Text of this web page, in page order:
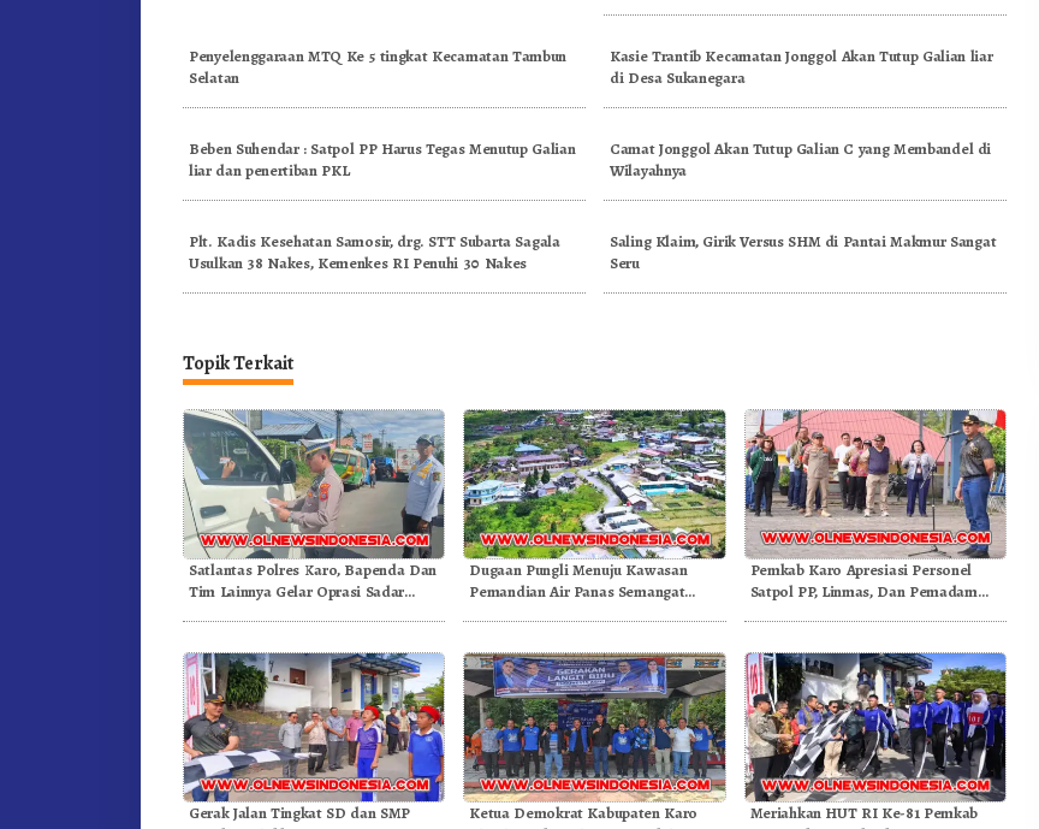
Penyelenggaraan MTQ Ke 5 tingkat Kecamatan Tambun
Selatan
Kasie Trantib Kecamatan Jonggol Akan Tutup Galian liar
di Desa Sukanegara
Beben Suhendar : Satpol PP Harus Tegas Menutup Galian
liar dan penertiban PKL
Camat Jonggol Akan Tutup Galian C yang Membandel di
Wilayahnya
Plt. Kadis Kesehatan Samosir, drg. STT Subarta Sagala
Usulkan 38 Nakes, Kemenkes RI Penuhi 30 Nakes
Saling Klaim, Girik Versus SHM di Pantai Makmur Sangat
Seru
Topik Terkait
Satlantas Polres Karo, Bapenda Dan
Tim Lainnya Gelar Oprasi Sadar
Dugaan Pungli Menuju Kawasan
Pemandian Air Panas Semangat
Pemkab Karo Apresiasi Personel
Satpol PP, Linmas, Dan Pemadam
Gerak Jalan Tingkat SD dan SMP
Ketua Demokrat Kabupaten Karo
Meriahkan HUT RI Ke-81 Pemkab
Ditpolsatwa Baharkam Polri Tiba
Di Myanmar, Siap Bantu Korban